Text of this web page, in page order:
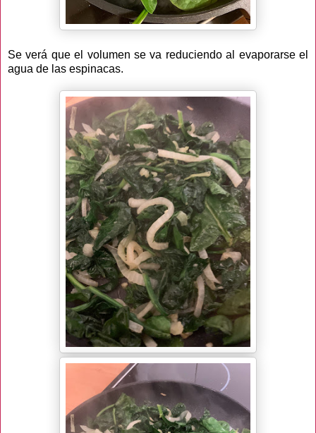
Se verá que el volumen se va reduciendo al evaporarse el
agua de las espinacas.